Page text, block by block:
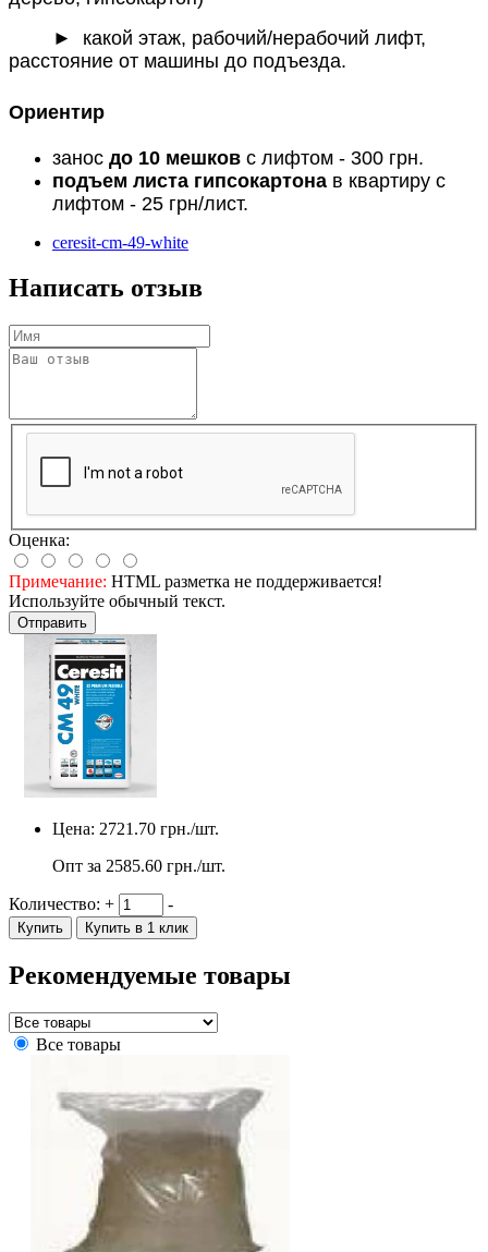
► какой этаж, рабочий/нерабочий лифт,
расстояние от машины до подъезда.
Ориентир
занос до 10 мешков с лифтом - 300 грн.
подъем листа гипсокартона в квартиру с
лифтом - 25 грн/лист.
ceresit-cm-49-white
Написать отзыв
Оценка:
Примечание: HTML разметка не поддерживается!
Используйте обычный текст.
Отправить
Цена: 2721.70 грн./шт.
Опт за 2585.60 грн./шт.
Количество: + -
Купить Купить в 1 клик
Рекомендуемые товары
Все товары